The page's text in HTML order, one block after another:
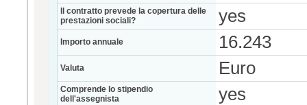
Il contratto prevede la copertura delle
prestazioni sociali?
yes
Importo annuale 16.243
Valuta Euro
Comprende lo stipendio
dell'assegnista
yes